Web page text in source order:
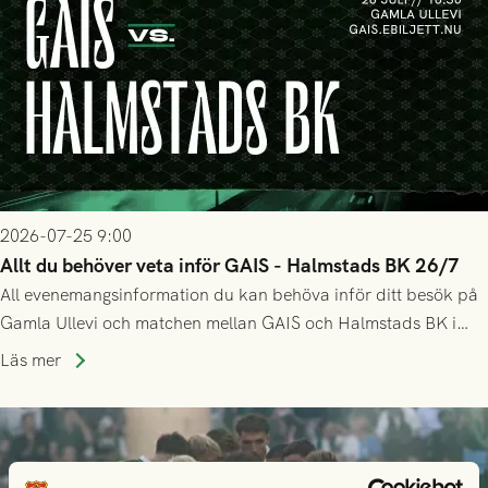
2026-07-25 9:00
Allt du behöver veta inför GAIS - Halmstads BK 26/7
All evenemangsinformation du kan behöva inför ditt besök på
Gamla Ullevi och matchen mellan GAIS och Halmstads BK i
Allsvenskan! Avspark kl 16.30 på söndag 26/7.
Läs mer